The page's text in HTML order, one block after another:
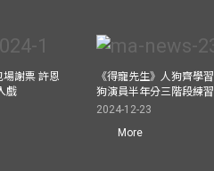
謝票 許恩
戲
《得寵先生》人狗齊學
狗演員半年分三階段練
2024-12-23
More